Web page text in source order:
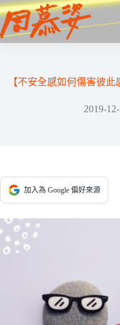
跳
至
主
【不安全感如何傷害彼
2019-
加入為 Google 偏好來源